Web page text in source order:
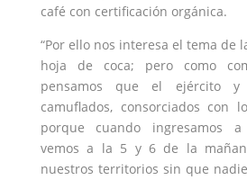
café con certificación orgánica.
“Por ello nos interesa el tema de
hoja de coca; pero como
pensamos que el ejército
camuflados, consorciados con
porque cuando ingresamos
vemos a la 5 y 6 de la
nuestros territorios sin que